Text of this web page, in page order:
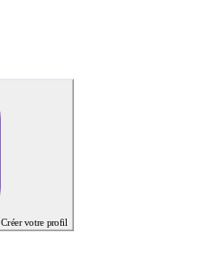
Créer votre profil